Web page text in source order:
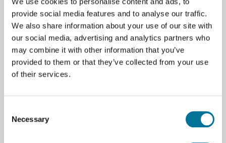
provide social media features and to analyse our traffic.
We also share information about your use of our site with
our social media, advertising and analytics partners who
may combine it with other information that you’ve
provided to them or that they’ve collected from your use
of their services.
Selection
Necessary
Detailgetreu von Hand bemalt
Aus hochwertigen Kunststoffen gefertigt
In Deutschland entwickelt und modelliert
Der Torso enthält die folgenden abnehmbaren Teile